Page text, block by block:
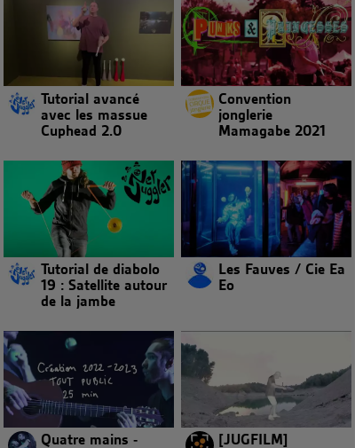
Tutorial avancé
avec les massue
Cuphead 2.0
Convention
jonglerie
Mamagabe 2021
Tutorial de diabolo
19 : Satellite autour
de la jambe
Les Fauves / Cie Ea
Eo
Quatre mains -
[JUGFILM]